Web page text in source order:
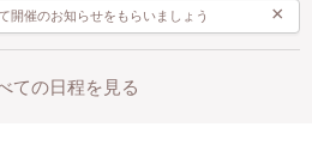
開催のお知らせをもらいましょう ×
ての日程を見る